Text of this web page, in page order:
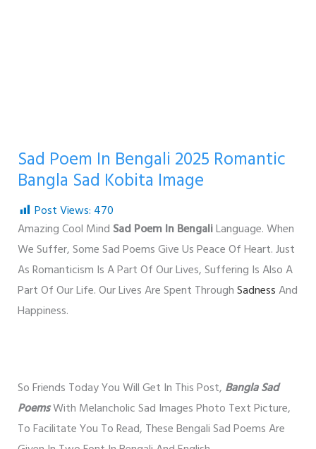
Sad Poem In Bengali 2025 Romantic
Bangla Sad Kobita Image
Post Views: 470
Amazing Cool Mind Sad Poem In BengaliLanguage. When
We Suffer, Some Sad Poems Give Us Peace Of Heart. Just
As Romanticism Is A Part Of Our Lives, Suffering Is Also A
Part Of Our Life. Our Lives Are Spent ThroughSadnessAnd
Happiness.
So Friends Today You Will Get In This Post, Bangla Sad
PoemsWith Melancholic Sad Images Photo Text Picture,
To Facilitate You To Read, These Bengali Sad Poems Are